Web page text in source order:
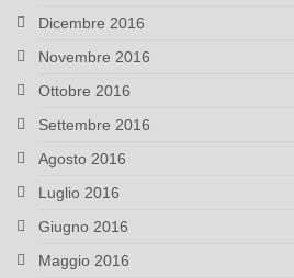
Dicembre 2016
Novembre 2016
Ottobre 2016
Settembre 2016
Agosto 2016
Luglio 2016
Giugno 2016
Maggio 2016